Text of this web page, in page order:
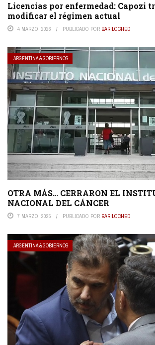
Licencias por enfermedad: Capozi
modificar el régimen actual
4 MARZO, 2026 PUBLICADO POR BARILOCHED
ARGENTINA & GOBIERNOS
OTRA MÁS… CERRARON EL
NACIONAL DEL CÁNCER
7 MARZO, 2025 PUBLICADO POR BARILOCHED
ARGENTINA & GOBIERNOS